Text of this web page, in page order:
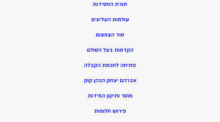
תורת החסידות
עולמות העליונים
סוד הצמצום
הקדמות בעל הסולם
פתיחה לחכמת הקבלה
אברהם יצחק הכהן קוק
מוסר ותיקון המידות
פירוש חלומות